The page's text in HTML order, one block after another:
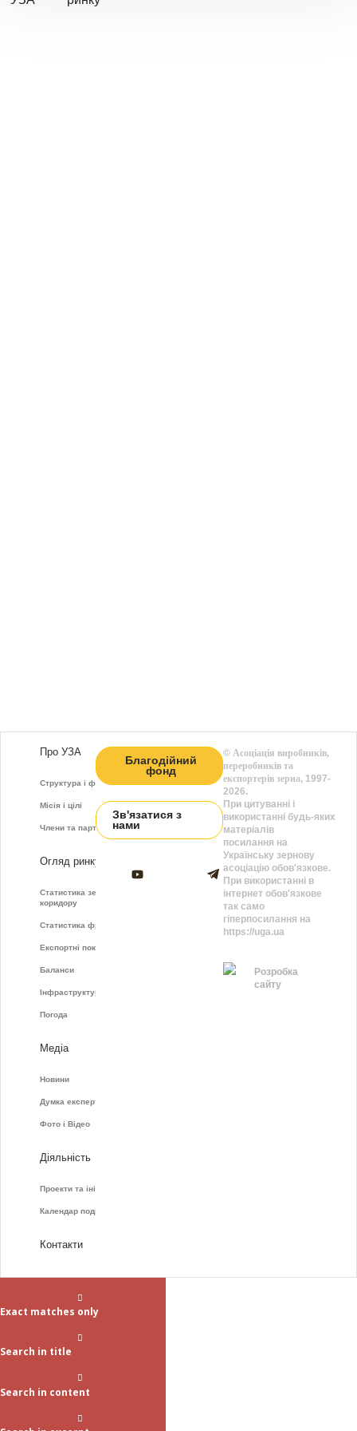
Про УЗА
Структура і функції
Місія і цілі
Члени та партнери
Огляд ринку
Статистика зернового
коридору
Статистика фрахту
Експортні показники
Баланси
Інфраструктура
Погода
Медіа
Новини
Думка експертів
Фото і Відео
Діяльність
Проекти та ініціативи
Календар подій
Контакти
Благодійний
фонд
Зв'язатися з
нами
©Асоціація виробників,
переробників та
експортерів зерна, 1997-
2026.
При цитуванні і
використанні будь-яких
матеріалів
посилання на
Українську зернову
асоціацію обов'язкове.
При використанні в
інтернет обов'язкове
так само
гіперпосилання на
https://uga.ua
Розробка
сайту
Exact matches only
Search in title
Search in content